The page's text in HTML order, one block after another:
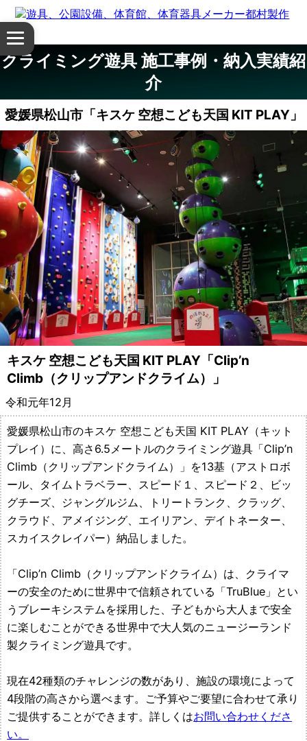
体
育
体
育
器
具
公
園
設
備・
遊
具
メ
ー
カ
ー
都
村
製
作
所
メ
ニ
ュ
を
開
く
クライミング遊具 施工事例・納入実績紹
介
愛媛県松山市「キスケ 空想こども天国 KIT PLAY」
キスケ 空想こども天国 KIT PLAY「Clip’n
Climb（クリップアンドクライム）」
令和元年12月
愛媛県松山市のキスケ 空想こども天国 KIT PLAY（キット
プレイ）に、高さ6.5メートルのクライミング遊具「Clip’n
Climb（クリップアンドクライム）」を13基（アストロボ
ール、タイムトラベラー、スピード１、スピード２、ビッ
グチーズ、ジャングルジム、トリートランク、クラッグ、
クラウド、アメイジング、エイリアン、デイトネーター、
スカイスクレイパー）納品しました。
「Clip’n Climb（クリップアンドクライム）は、クライマ
ーの安全のために世界中で信頼されている「TruBlue」とい
うブレーキシステムを採用した、子どもから大人まで安全
に楽しむことができる世界中で大人気のニュージーランド
製クライミング遊具です。
現在42種類のチャレンジの数があり、施設の環境によって
4段階の高さから選べます。ご予算やご要望に合わせて承り
ご提供することができます。詳しくはお問い合わせくださ
い。